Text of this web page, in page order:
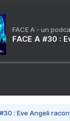
FACE A - un
FACE A #30 :
#30 : Eve Angeli